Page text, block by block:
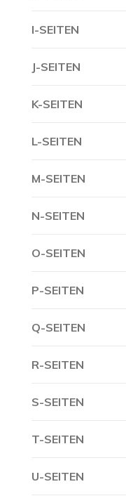
I-SEITEN
J-SEITEN
K-SEITEN
L-SEITEN
M-SEITEN
N-SEITEN
O-SEITEN
P-SEITEN
Q-SEITEN
R-SEITEN
S-SEITEN
T-SEITEN
U-SEITEN